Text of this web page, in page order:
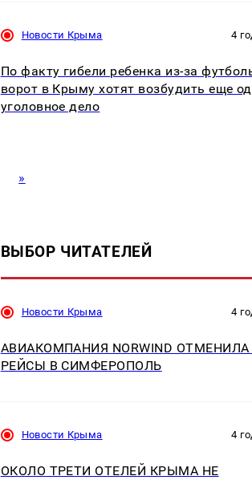
Новости Крыма 4
По факту гибели ребенка из-за
ворот в Крыму хотят возбудить еще
уголовное дело
»
ВЫБОР ЧИТАТЕЛЕЙ
Новости Крыма 4
АВИАКОМПАНИЯ NORWIND ОТМЕНИЛА
РЕЙСЫ В СИМФЕРОПОЛЬ
Новости Крыма 4
ОКОЛО ТРЕТИ ОТЕЛЕЙ КРЫМА НЕ